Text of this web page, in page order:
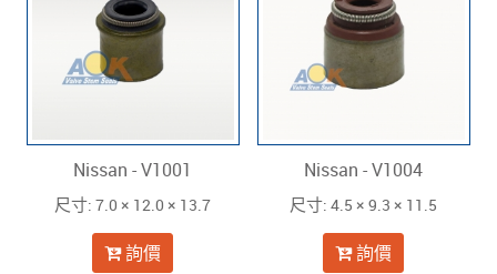
Nissan - V1001
尺寸: 7.0 × 12.0 × 13.7
詢價
Nissan - V1004
尺寸: 4.5 × 9.3 × 11.5
詢價